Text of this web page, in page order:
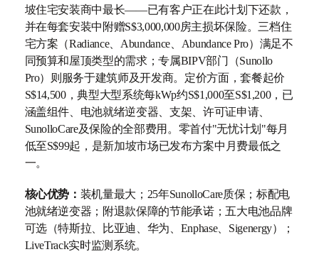
坡住宅安装商中最长——已有客户正在此计划下还款，
并在每套安装中附赠S$3,000,000房主损坏保险。三档住
宅方案（Radiance、Abundance、Abundance Pro）满足不
同预算和屋顶类型的需求；专属BIPV部门（Sunollo
Pro）则服务于建筑师及开发商。定价方面，套餐起价
S$14,500，典型大型系统每kWp约S$1,000至S$1,200，已
涵盖组件、电池就绪逆变器、支架、许可证申请、
SunolloCare及保险的全部费用。零首付"无忧计划"每月
低至S$99起，是新加坡市场已发布方案中月费最低之
一。
核心优势： 装机量最大；25年SunolloCare质保；标配电
池就绪逆变器；附退款保障的节能承诺；五大电池品牌
可选（特斯拉、比亚迪、华为、Enphase、Sigenergy）；
LiveTrack实时监测系统。